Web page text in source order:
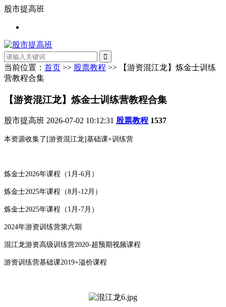
股市提高班
当前位置： 首页 >> 股票教程 >> 【游资混江龙】炼金士训练
营教程合集
【游资混江龙】炼金士训练营教程合集
股市提高班 2026-07-02 10:12:31 股票教程 1537
本资源收集了[游资混江龙]基础课+训练营
炼金士2026年课程（1月-6月）
炼金士2025年课程（8月-12月）
炼金士2025年课程（1月-7月）
2024年游资训练营第六期
混江龙游资高级训练营2020-超预期视频课程
游资训练营基础课2019+溢价课程